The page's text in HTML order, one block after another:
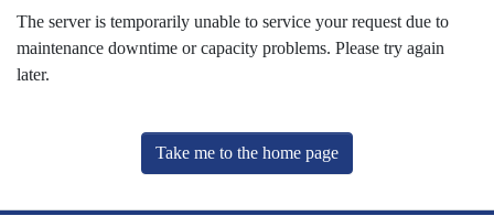
The server is temporarily unable to service your request due to
maintenance downtime or capacity problems. Please try again
later.
Take me to the home page